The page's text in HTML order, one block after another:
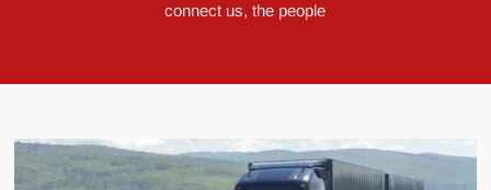
connect us, the people